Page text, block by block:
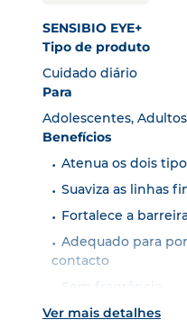
SENSIBIO EYE+
Tipo de produto
Cuidado diário
Para
Adolescentes, Adultos
Benefícios
Atenua os dois
Suaviza as linhas
Fortalece a
Adequado para
contacto
Sem fragrância
Sources
Ver mais detalhes